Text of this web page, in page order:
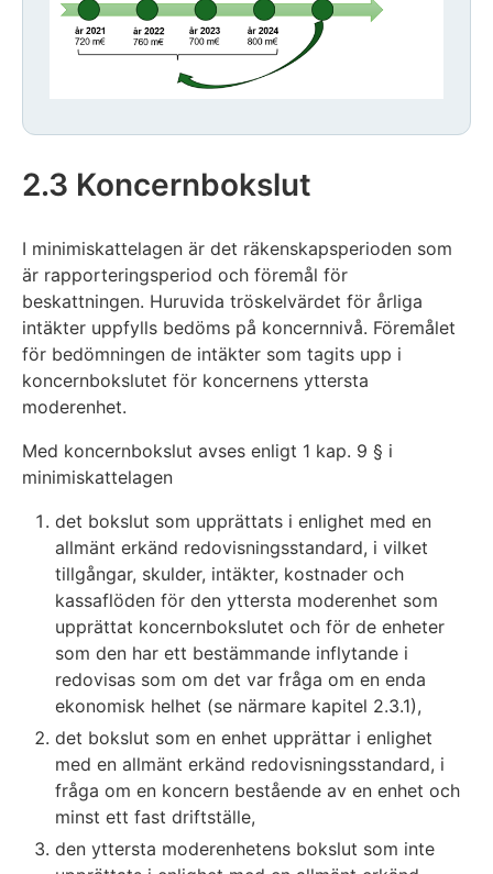
2.3 Koncernbokslut
I minimiskattelagen är det räkenskapsperioden som
är rapporteringsperiod och föremål för
beskattningen. Huruvida tröskelvärdet för årliga
intäkter uppfylls bedöms på koncernnivå. Föremålet
för bedömningen de intäkter som tagits upp i
koncernbokslutet för koncernens yttersta
moderenhet.
Med koncernbokslut avses enligt 1 kap. 9 § i
minimiskattelagen
det bokslut som upprättats i enlighet med en
allmänt erkänd redovisningsstandard, i vilket
tillgångar, skulder, intäkter, kostnader och
kassaflöden för den yttersta moderenhet som
upprättat koncernbokslutet och för de enheter
som den har ett bestämmande inflytande i
redovisas som om det var fråga om en enda
ekonomisk helhet (se närmare kapitel 2.3.1),
det bokslut som en enhet upprättar i enlighet
med en allmänt erkänd redovisningsstandard, i
fråga om en koncern bestående av en enhet och
minst ett fast driftställe,
den yttersta moderenhetens bokslut som inte